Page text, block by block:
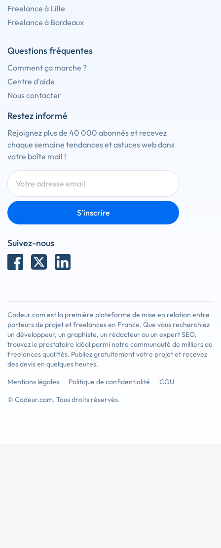
Freelance à Lille
Freelance à Bordeaux
Questions fréquentes
Comment ça marche ?
Centre d'aide
Nous contacter
Restez informé
Rejoignez plus de 40 000 abonnés et recevez
chaque semaine tendances et astuces web dans
votre boîte mail !
S'inscrire
Suivez-nous
Codeur.com est la première plateforme de mise en relation entre
porteurs de projet et freelances en France. Que vous recherchiez
un développeur, un graphiste, un rédacteur ou un expert SEO,
trouvez le prestataire idéal parmi notre communauté de milliers de
freelances qualifiés. Publiez gratuitement votre projet et recevez
des devis en quelques heures.
Mentions légales
Politique de confidentialité
CGU
© Codeur.com. Tous droits réservés.